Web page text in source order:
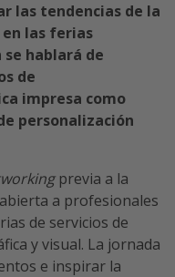
las tendencias de la
las ferias
hablará de
de
impresa como
personalización
previa a la
a profesionales
de servicios de
y visual. La jornada
e inspirar la